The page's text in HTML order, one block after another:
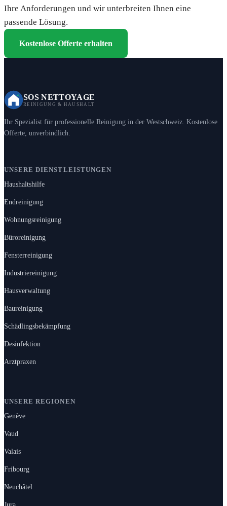
Ihre Anforderungen und wir unterbreiten Ihnen eine
passende Lösung.
Kostenlose Offerte erhalten
SOS NETTOYAGE
REINIGUNG & HAUSHALT
Ihr Spezialist für professionelle Reinigung in der Westschweiz. Kostenlose
Offerte, unverbindlich.
UNSERE DIENSTLEISTUNGEN
Haushaltshilfe
Endreinigung
Wohnungsreinigung
Büroreinigung
Fensterreinigung
Industriereinigung
Hausverwaltung
Baureinigung
Schädlingsbekämpfung
Desinfektion
Arztpraxen
UNSERE REGIONEN
Genève
Vaud
Valais
Fribourg
Neuchâtel